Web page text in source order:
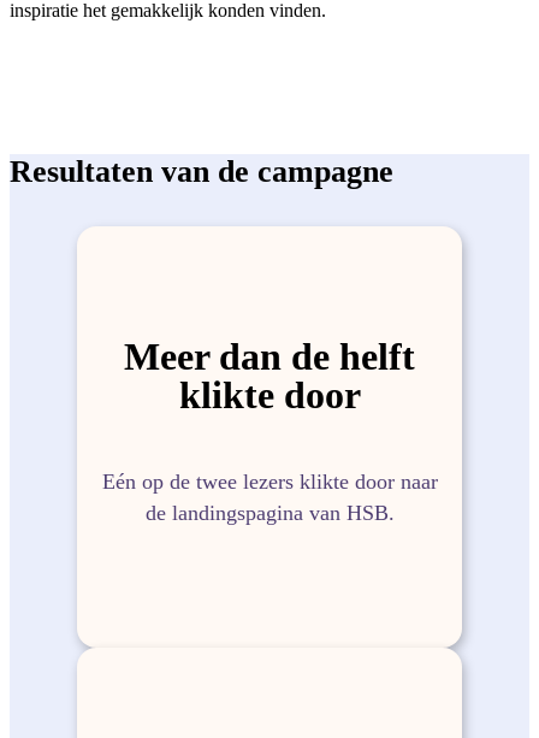
inspiratie het gemakkelijk konden vinden.
Resultaten van de campagne
Meer dan de helft
klikte door
Eén op de twee lezers klikte door naar
de landingspagina van HSB.